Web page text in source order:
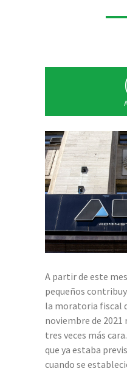
A partir de este
pequeños
la moratoria fiscal
noviembre de 2021
tres veces más
que ya estaba
cuando se